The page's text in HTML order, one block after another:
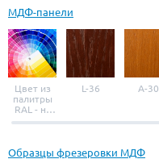
МДФ-панели
Цвет из
палитры
RAL - на
выбор
L-36 A-30
Образцы фрезеровки МДФ